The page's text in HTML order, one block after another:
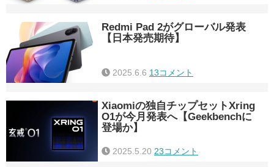
Redmi Pad 2がグローバル発表
【日本発売期待】
2025.6.6 13コメント
Xiaomiの独自チップセットXring
O1が今月発表へ【Geekbenchに
登場か】
2025.5.20 23コメント